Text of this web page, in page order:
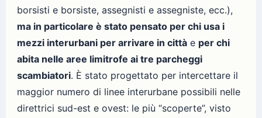
borsisti e borsiste, assegnisti e assegniste, ecc.),
ma in particolare è stato pensato per chi usa i
mezzi interurbani per arrivare in città e per chi
abita nelle aree limitrofe ai tre parcheggi
scambiatori. È stato progettato per intercettare il
maggior numero di linee interurbane possibili nelle
direttrici sud-est e ovest: le più “scoperte”, visto